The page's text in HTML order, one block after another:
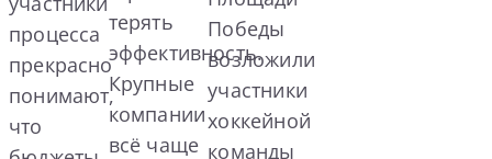
процесса
прекрасно
понимают,
что
терять
эффективность.
Крупные
компании
всё чаще
Победы
возложили
участники
хоккейной
команды